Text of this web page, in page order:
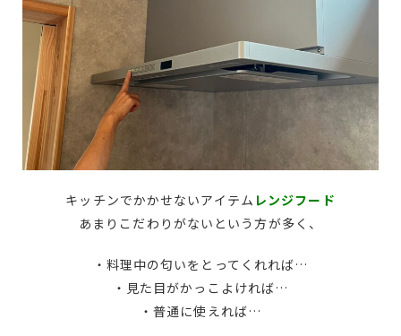
キッチンでかかせないアイテム レンジフード
あまりこだわりがないという方が多く、
・料理中の匂いをとってくれれば…
・見た目がかっこよければ…
・普通に使えれば…